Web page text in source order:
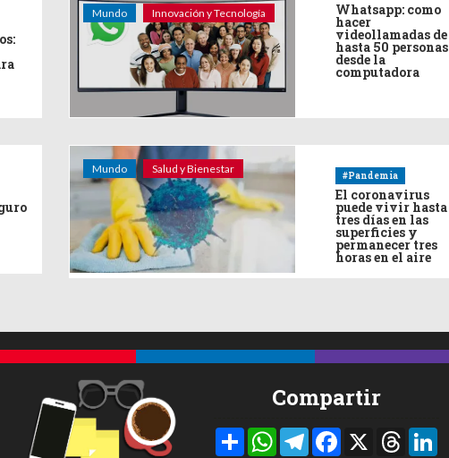
Mundo Innovación y Tecnología Whatsapp: como
hacer
videollamadas de
hasta 50 personas
desde la
computadora
Mundo Salud y Bienestar
#Pandemia
El coronavirus
puede vivir hasta
tres días en las
superficies y
permanecer tres
horas en el aire
Compartir
CompartirWhatsAppTelegramFacebook Threads